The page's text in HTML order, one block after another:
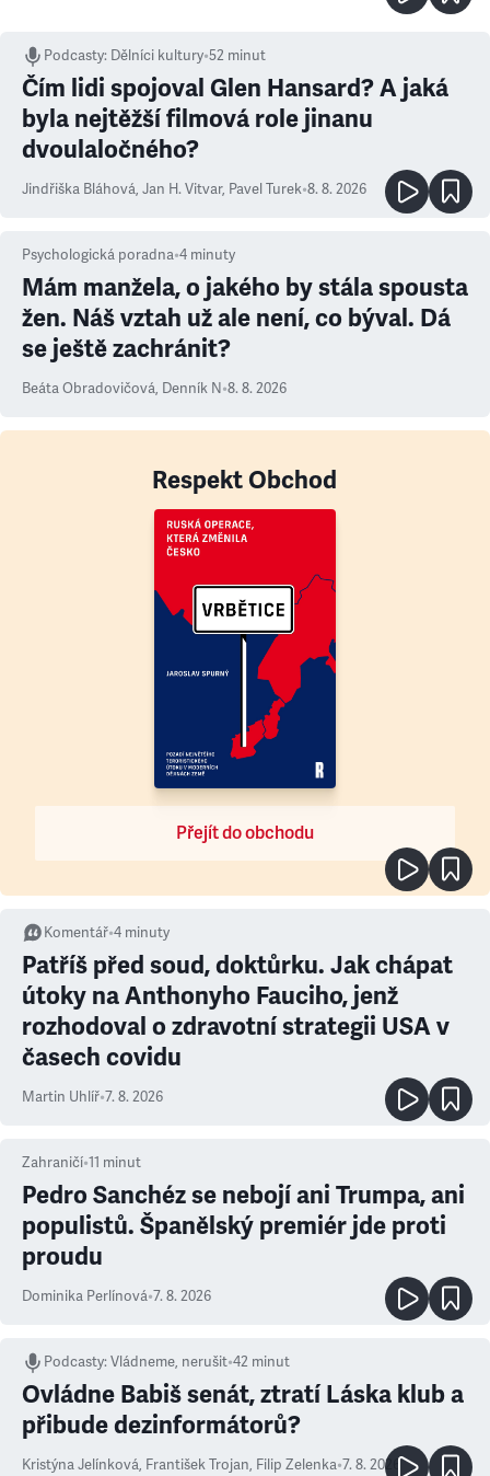
Podcasty: Dělníci kultury•52 minut
Čím lidi spojoval Glen Hansard? A jaká
byla nejtěžší filmová role jinanu
dvoulaločného?
Jindřiška Bláhová, Jan H. Vitvar, Pavel Turek•8. 8. 2026
Psychologická poradna•4 minuty
Mám manžela, o jakého by stála spousta
žen. Náš vztah už ale není, co býval. Dá
se ještě zachránit?
Beáta Obradovičová, Denník N•8. 8. 2026
Respekt Obchod
Přejít do obchodu
Komentář•4 minuty
Patříš před soud, doktůrku. Jak chápat
útoky na Anthonyho Fauciho, jenž
rozhodoval o zdravotní strategii USA v
časech covidu
Martin Uhlíř•7. 8. 2026
Zahraničí•11 minut
Pedro Sanchéz se nebojí ani Trumpa, ani
populistů. Španělský premiér jde proti
proudu
Dominika Perlínová•7. 8. 2026
Podcasty:Vládneme, nerušit•42 minut
Ovládne Babiš senát, ztratí Láska klub a
přibude dezinformátorů?
Kristýna Jelínková, František Trojan, Filip Zelenka•7. 8. 2026